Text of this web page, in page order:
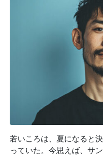
若いころは、夏になると
っていた。今思えば、サ